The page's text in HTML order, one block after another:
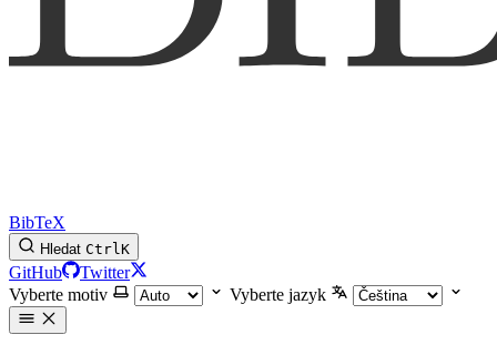
BibTeX
Hledat CtrlK
GitHub
Twitter
Vyberte motiv
Vyberte jazyk